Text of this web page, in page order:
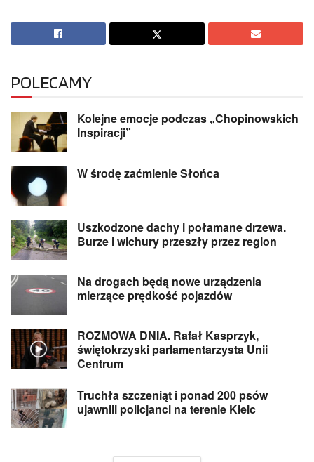
POLECAMY
Kolejne emocje podczas „Chopinowskich
Inspiracji”
W środę zaćmienie Słońca
Uszkodzone dachy i połamane drzewa.
Burze i wichury przeszły przez region
Na drogach będą nowe urządzenia
mierzące prędkość pojazdów
ROZMOWA DNIA. Rafał Kasprzyk,
świętokrzyski parlamentarzysta Unii
Centrum
Truchła szczeniąt i ponad 200 psów
ujawnili policjanci na terenie Kielc